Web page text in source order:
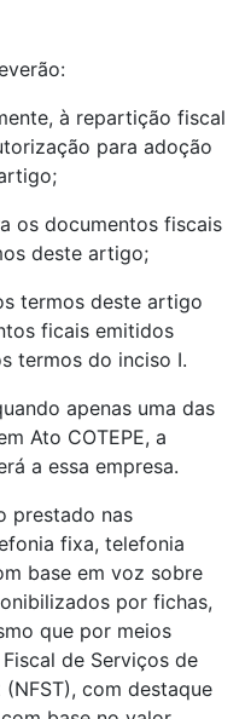
à repartição fiscal
para adoção
os documentos fiscais
deste artigo;
termos deste artigo
ficais emitidos
termos do inciso I.
apenas uma das
Ato COTEPE, a
a essa empresa.
prestado nas
fixa, telefonia
base em voz sobre
por fichas,
que por meios
de Serviços de
com destaque